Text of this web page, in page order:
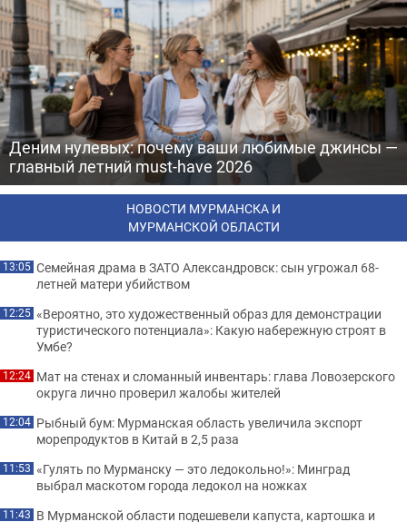
Деним нулевых: почему ваши любимые джинсы —
главный летний must-have 2026
НОВОСТИ МУРМАНСКА И
МУРМАНСКОЙ ОБЛАСТИ
13:05 Семейная драма в ЗАТО Александровск: сын угрожал 68-
летней матери убийством
12:25 «Вероятно, это художественный образ для демонстрации
туристического потенциала»: Какую набережную строят в
Умбе?
12:24 Мат на стенах и сломанный инвентарь: глава Ловозерского
округа лично проверил жалобы жителей
12:04 Рыбный бум: Мурманская область увеличила экспорт
морепродуктов в Китай в 2,5 раза
11:53 «Гулять по Мурманску — это ледокольно!»: Минград
выбрал маскотом города ледокол на ножках
11:43 В Мурманской области подешевели капуста, картошка и